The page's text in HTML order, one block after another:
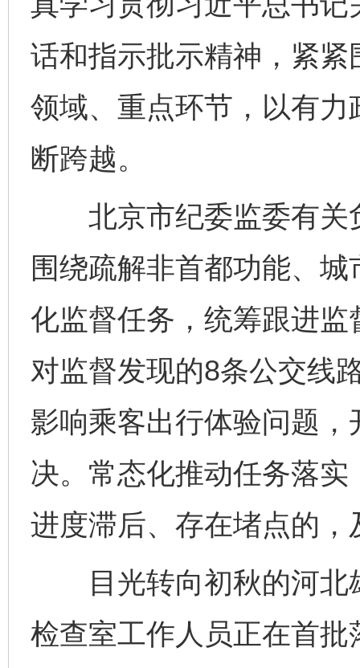
话和指示批示精神，紧
领域、重点环节，以有
断跨越。
北京市纪委监委有关
围绕疏解非首都功能、
化监督任务，统筹跟进
对监督发现的8条公交线
影响乘客出行体验问题
决。常态化推动任务落
进度滞后、存在堵点的
目光转向初秋的河北
检查室工作人员正在首